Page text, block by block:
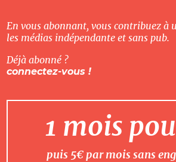
En vous abonnant, vous contribuez à
les médias indépendante et sans pub.
Déjà abonné ?
connectez-vous !
1 mois
puis 5€ par mois sans